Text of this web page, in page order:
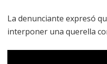
La denunciante expresó
interponer una querella